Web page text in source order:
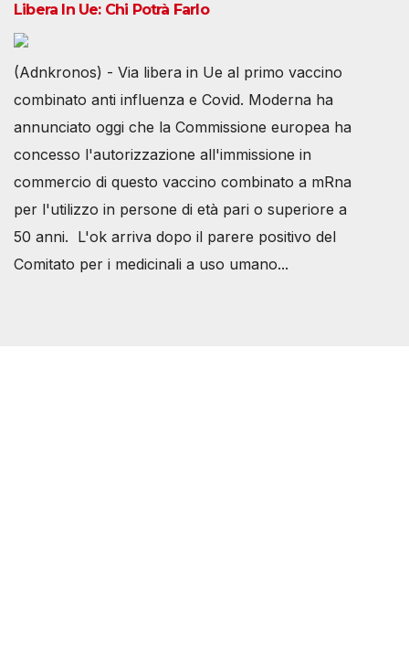
Libera In Ue: Chi Potrà Farlo
(Adnkronos) - Via libera in Ue al primo vaccino
combinato anti influenza e Covid. Moderna ha
annunciato oggi che la Commissione europea ha
concesso l'autorizzazione all'immissione in
commercio di questo vaccino combinato a mRna
per l'utilizzo in persone di età pari o superiore a
50 anni. L'ok arriva dopo il parere positivo del
Comitato per i medicinali a uso umano...